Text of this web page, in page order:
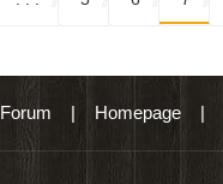
Forum | Homepage|